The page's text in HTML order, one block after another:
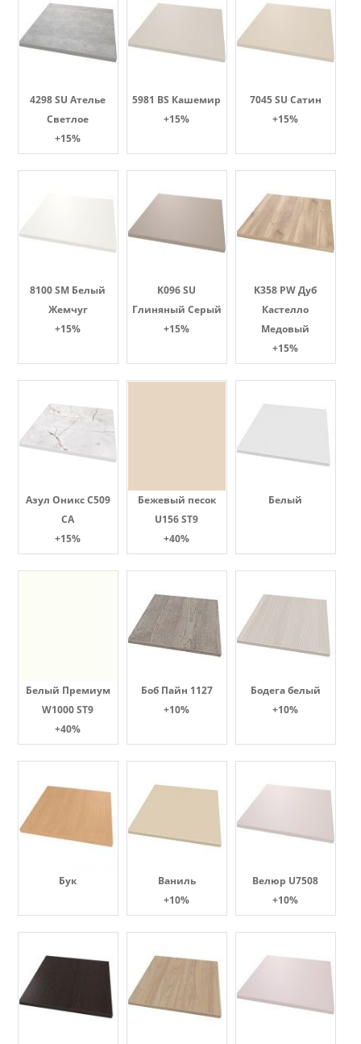
4298 SU Ателье
Светлое
+15%
5981 BS Кашемир
+15%
7045 SU Сатин
+15%
8100 SM Белый
Жемчуг
+15%
K096 SU
Глиняный Серый
+15%
K358 PW Дуб
Кастелло
Медовый
+15%
Азул Оникс С509
СА
+15%
Бежевый песок
U156 ST9
+40%
Белый
Белый Премиум
W1000 ST9
+40%
Боб Пайн 1127
+10%
Бодега белый
+10%
Бук
Ваниль
+10%
Велюр U7508
+10%